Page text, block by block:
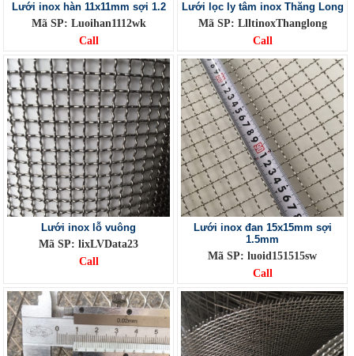
Lưới inox hàn 11x11mm sợi 1.2
Mã SP: Luoihan1112wk
Call
Lưới lọc ly tâm inox Thăng Long
Mã SP: LlltinoxThanglong
Call
Lưới inox lỗ vuông
Mã SP: lixLVData23
Call
Lưới inox đan 15x15mm sợi
1.5mm
Mã SP: luoid151515sw
Call